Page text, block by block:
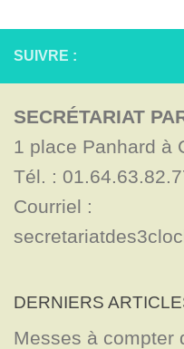
SUIVRE :
SECRÉTARIAT
1 place Panhard à
Tél. :
Courriel :
DERNIERS
Messes à compter